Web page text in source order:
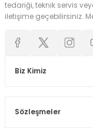
tedariği, teknik servis
iletişime geçebilirsiniz.
Biz Kimiz
Sözleşmeler